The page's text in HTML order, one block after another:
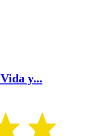
y...